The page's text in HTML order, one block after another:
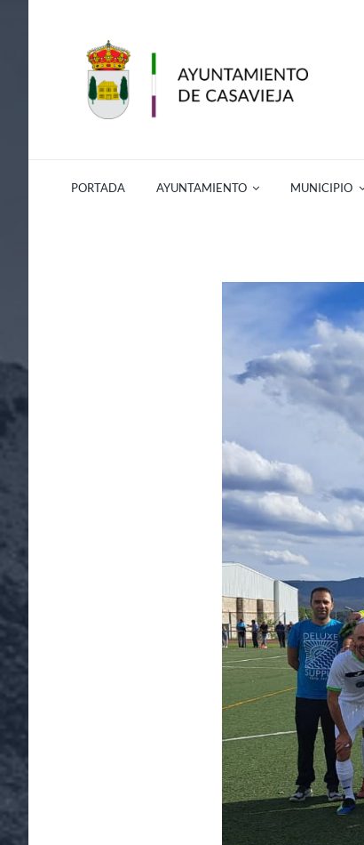
PORTADA AYUNTAMIENTO MUNICIPIO